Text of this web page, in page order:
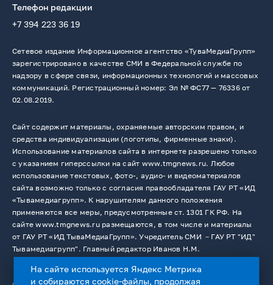
Телефон редакции
+7 394 223 36 19
Сетевое издание Информационное агентство «ТуваМедиаГрупп»
зарегистрировано в качестве СМИ в Федеральной службе по
надзору в сфере связи, информационных технологий и массовых
коммуникаций. Регистрационный номер: Эл № ФС77 — 76336 от
02.08.2019.
Сайт содержит материалы, охраняемые авторским правом, и
средства индивидуализации (логотипы, фирменные знаки).
Использование материалов сайта в интернете разрешено только
с указанием гиперссылки на сайт www.tmgnews.ru. Любое
использование текстовых, фото-, аудио- и видеоматериалов
сайта возможно только с согласия правообладателя ГАУ РТ «ИД
«Тывамедиагрупп». К нарушителям данного положения
применяются все меры, предусмотренные ст. 1301 ГК РФ. На
сайте www.tmgnews.ru размещаются, в том числе и материалы
от ГАУ РТ «ИД ТываМедиаГрупп». Учредитель СМИ －ГАУ РТ "ИД"
Тывамедиагрупп". Главный редактор Иванов Н.М.
На сайте используется Яндекс Метрика
и собираются cookie-файлы, продолжая